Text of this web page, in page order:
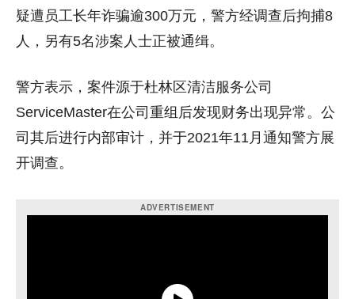
疑遭员工长年诈骗逾300万元，警方经调查后拘捕8
人，另有5名涉案人士正被通缉。
警方表示，案件源于杜林区清洁服务公司
ServiceMaster在公司重组后发现财务出现异常。公
司其后进行内部审计，并于2021年11月通知警方展
开调查。